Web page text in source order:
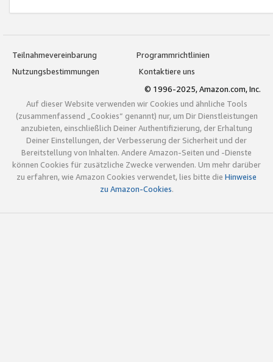
Teilnahmevereinbarung
Programmrichtlinien
Nutzungsbestimmungen
Kontaktiere uns
© 1996-2025, Amazon.com, Inc.
Auf dieser Website verwenden wir Cookies und ähnliche Tools
(zusammenfassend „Cookies“ genannt) nur, um Dir Dienstleistungen
anzubieten, einschließlich Deiner Authentifizierung, der Erhaltung
Deiner Einstellungen, der Verbesserung der Sicherheit und der
Bereitstellung von Inhalten. Andere Amazon-Seiten und -Dienste
können Cookies für zusätzliche Zwecke verwenden. Um mehr darüber
zu erfahren, wie Amazon Cookies verwendet, lies bitte die Hinweise
zu Amazon-Cookies.